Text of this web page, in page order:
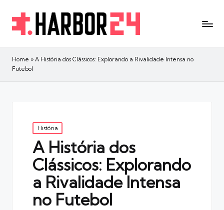
Home » A História dos Clássicos: Explorando a Rivalidade Intensa no
Futebol
Posted
in
História
A História dos
Clássicos: Explorando
a Rivalidade Intensa
no Futebol